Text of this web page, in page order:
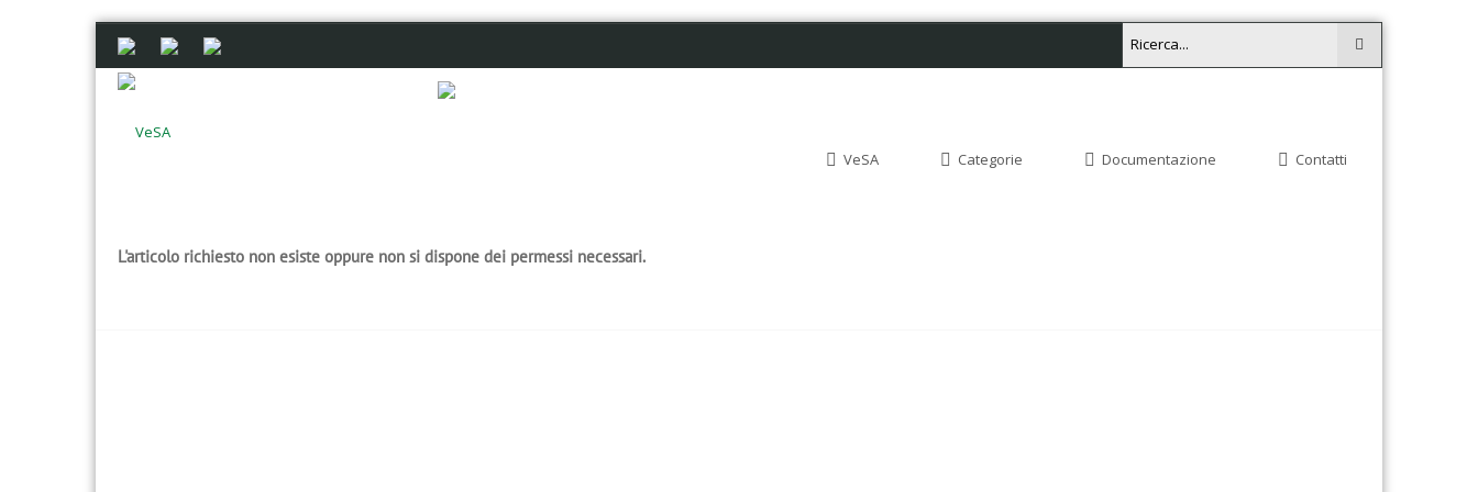
VeSA Categorie Documentazione Contatti
L'articolo richiesto non esiste oppure non si dispone dei permessi necessari.